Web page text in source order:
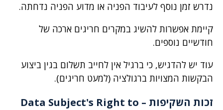
נדרש זמן נוסף לעיבוד הפניה או מדוע הפניה נדחתה.
קיימת אפשרות להשיג במקרים חריגים ארכה של
חודשיים נוספים.
עוד יש להדגיש, כי ברגיל אין לחייב תשלום בגין ביצוע
הבקשות המצויות ברגולציה (למעט חריגים).
זכות השקיפות – Data Subject's Right to